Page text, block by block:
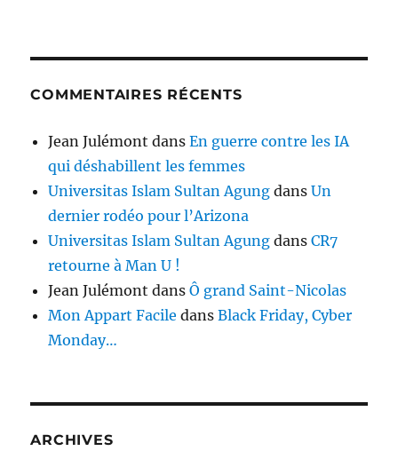
COMMENTAIRES RÉCENTS
Jean Julémont dansEn guerre contre les IA
qui déshabillent les femmes
Universitas Islam Sultan Agung dansUn
dernier rodéo pour l’Arizona
Universitas Islam Sultan Agung dansCR7
retourne à Man U !
Jean Julémont dansÔ grand Saint-Nicolas
Mon Appart Facile dansBlack Friday, Cyber
Monday…
ARCHIVES